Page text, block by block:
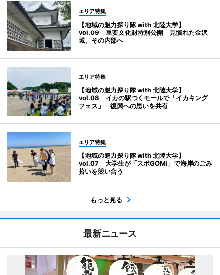
エリア特集
【地域の魅力探り隊 with 北陸大学】
vol.09 重要文化財特別公開 見慣れた金沢
城、その内部へ
エリア特集
【地域の魅力探り隊 with 北陸大学】
vol.08 イカの駅つくモールで「イカキング
フェス」 復興への思いを共有
エリア特集
【地域の魅力探り隊 with 北陸大学】
vol.07 大学生が「スポGOMI」で海岸のごみ
拾いを競い合う
もっと見る
最新ニュース